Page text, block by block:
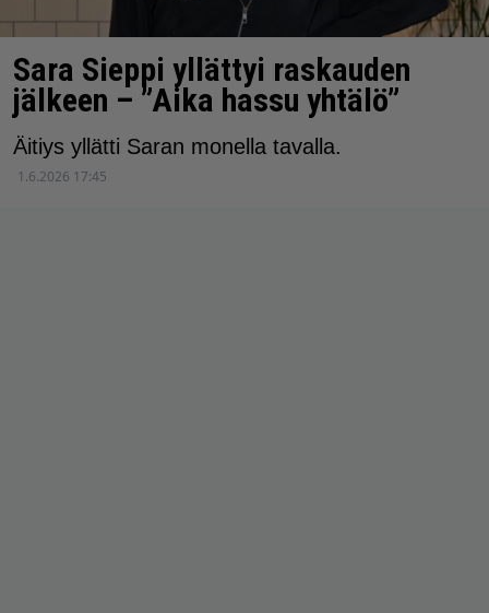
Sara Sieppi yllättyi raskauden
jälkeen – ”Aika hassu yhtälö”
Äitiys yllätti Saran monella tavalla.
1.6.2026 17:45